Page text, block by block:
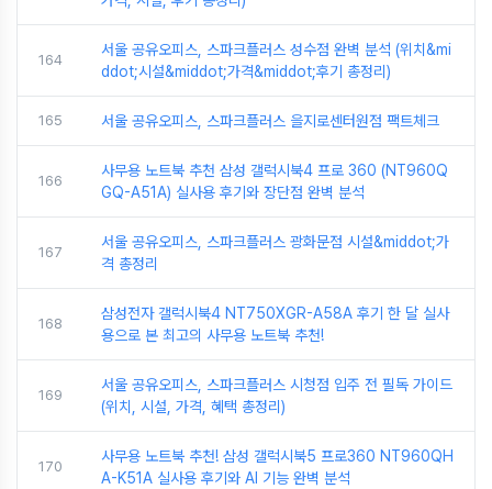
164
서울 공유오피스, 스파크플러스 성수점 완벽 분석 (위치&mi
ddot;시설&middot;가격&middot;후기 총정리)
165 서울 공유오피스, 스파크플러스 을지로센터원점 팩트체크
166
사무용 노트북 추천 삼성 갤럭시북4 프로 360 (NT960Q
GQ-A51A) 실사용 후기와 장단점 완벽 분석
167
서울 공유오피스, 스파크플러스 광화문점 시설&middot;가
격 총정리
168
삼성전자 갤럭시북4 NT750XGR-A58A 후기 한 달 실사
용으로 본 최고의 사무용 노트북 추천!
169
서울 공유오피스, 스파크플러스 시청점 입주 전 필독 가이드
(위치, 시설, 가격, 혜택 총정리)
170
사무용 노트북 추천! 삼성 갤럭시북5 프로360 NT960QH
A-K51A 실사용 후기와 AI 기능 완벽 분석